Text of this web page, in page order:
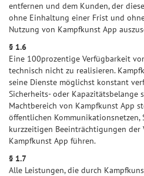
entfernen und dem Kunden, der
ohne Einhaltung einer Frist und
Nutzung von Kampfkunst App
§ 1.6
Eine 100prozentige Verfügbarkeit
technisch nicht zu realisieren.
seine Dienste möglichst konstant
Sicherheits- oder Kapazitätsbelange
Machtbereich von Kampfkunst App
öffentlichen Kommunikationsnetzen,
kurzzeitigen Beeinträchtigungen der
Kampfkunst App führen.
§ 1.7
Alle Leistungen, die durch